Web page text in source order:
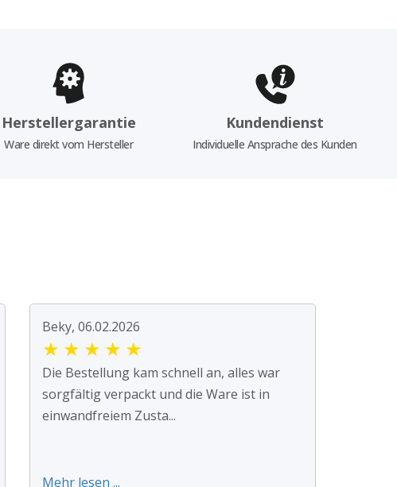
Herstellergarantie
Ware direkt vom Hersteller
Kundendienst
Individuelle Ansprache des Kunden
Beky, 06.02.2026
★ ★ ★ ★ ★
Die Bestellung kam schnell an, alles war
sorgfältig verpackt und die Ware ist in
einwandfreiem Zusta...
Mehr lesen ...